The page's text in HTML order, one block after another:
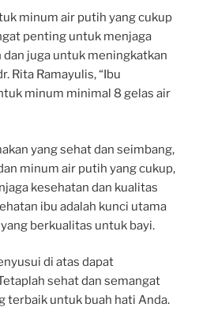
minum air putih yang cukup
penting untuk menjaga
juga untuk meningkatkan
Rita Ramayulis, “Ibu
minum minimal 8 gelas air
yang sehat dan seimbang,
minum air putih yang cukup,
kesehatan dan kualitas
ibu adalah kunci utama
berkualitas untuk bayi.
di atas dapat
sehat dan semangat
terbaik untuk buah hati Anda.